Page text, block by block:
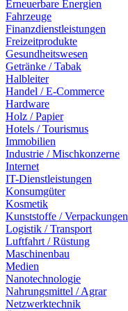
Erneuerbare Energien
Fahrzeuge
Finanzdienstleistungen
Freizeitprodukte
Gesundheitswesen
Getränke / Tabak
Halbleiter
Handel / E-Commerce
Hardware
Holz / Papier
Hotels / Tourismus
Immobilien
Industrie / Mischkonzerne
Internet
IT-Dienstleistungen
Konsumgüter
Kosmetik
Kunststoffe / Verpackungen
Logistik / Transport
Luftfahrt / Rüstung
Maschinenbau
Medien
Nanotechnologie
Nahrungsmittel / Agrar
Netzwerktechnik